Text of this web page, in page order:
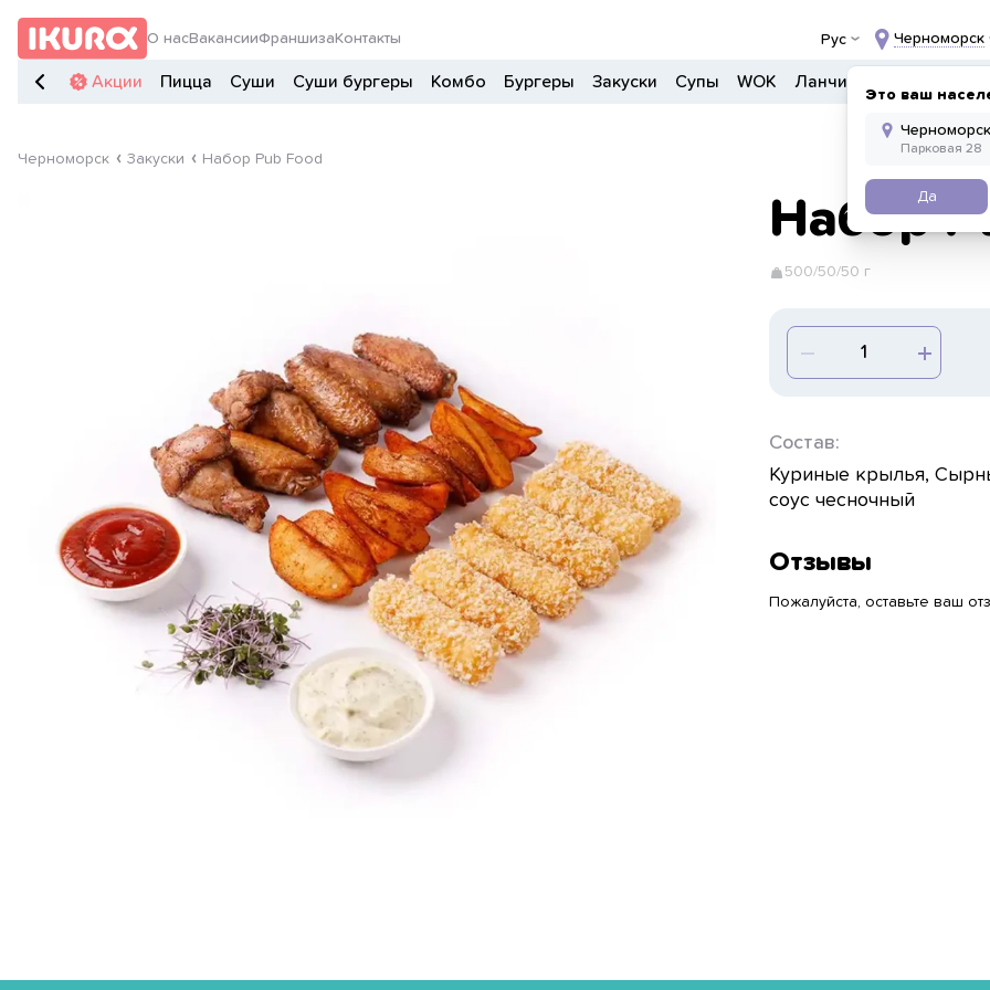
О насВакансииФраншиза Контакты Рус Черноморск
Это ваш
Да
Акции Пицца Суши Суши бургеры Комбо Бургеры Закуски Супы WOK Ланчи
Черноморск Закуски Набор Pub Food
Набор
500/50/50 г
Состав:
Куриные крылья,
соус чесночный
Отзывы
Пожалуйста, оставьте ваш